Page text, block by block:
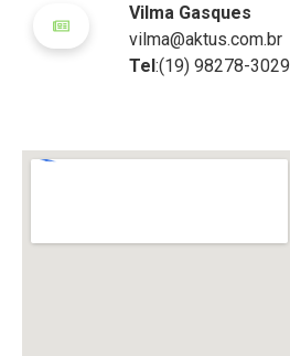
Vilma Gasques
vilma@aktus.com.br
Tel:(19) 98278-3029